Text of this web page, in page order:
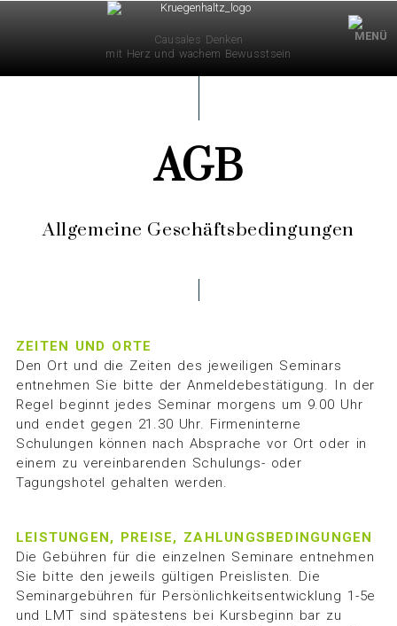
×
BERUFLICHE-SEMINARE
Causales Denken
mit Herz und wachem Bewusstsein
AGB
Allgemeine Geschäftsbedingungen
ZEITEN UND ORTE
Den Ort und die Zeiten des jeweiligen Seminars
entnehmen Sie bitte der Anmeldebestätigung. In der
Regel beginnt jedes Seminar morgens um 9.00 Uhr
und endet gegen 21.30 Uhr. Firmeninterne
Schulungen können nach Absprache vor Ort oder in
einem zu vereinbarenden Schulungs- oder
Tagungshotel gehalten werden.
LEISTUNGEN, PREISE, ZAHLUNGSBEDINGUNGEN
Die Gebühren für die einzelnen Seminare entnehmen
Sie bitte den jeweils gültigen Preislisten. Die
Seminargebühren für Persönlichkeitsentwicklung 1-5e
und LMT sind spätestens bei Kursbeginn bar zu